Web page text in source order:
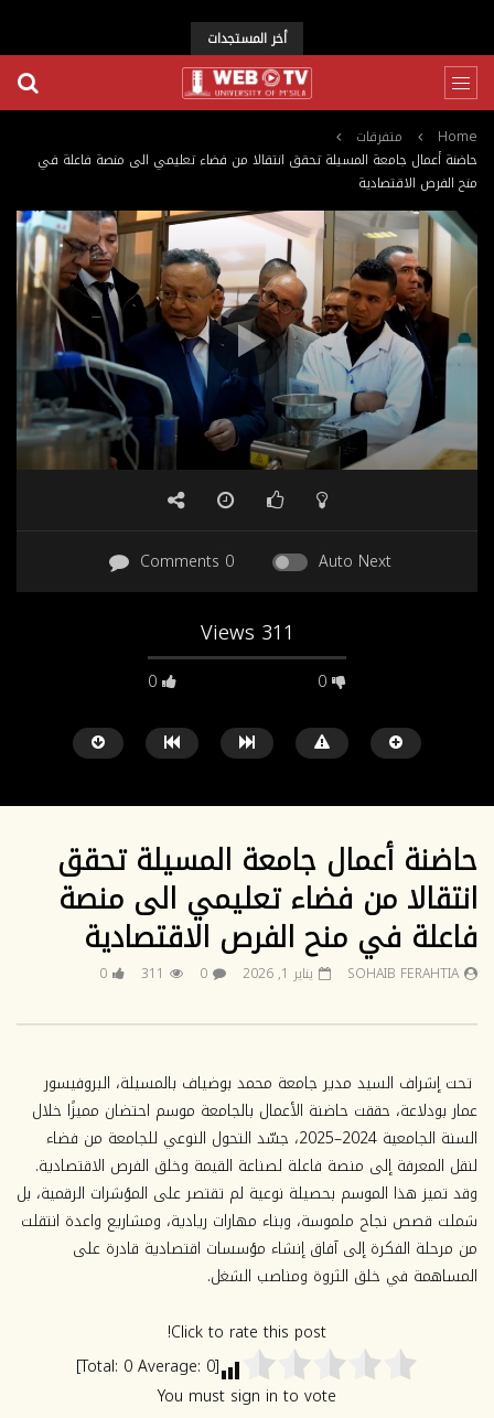
أخر المستجدات
Home
متفرقات
حاضنة أعمال جامعة المسيلة تحقق انتقالا من فضاء تعليمي الى منصة فاعلة في
منح الفرص الاقتصادية
Auto Next
0 Comments
311 Views
0 0
Watch Later 02:00
ملخص إختتام السنة الجامعية 2025-2026
يوليو 7, 2026
04:03
نشرية نشاطات كلية
يناير 29, 2026
حاضنة أعمال جامعة المسيلة تحقق
انتقالا من فضاء تعليمي الى منصة
فاعلة في منح الفرص الاقتصادية
SOHAIB FERAHTIA يناير 1, 2026 0
311
0
تحت إشراف السيد مدير جامعة محمد بوضياف بالمسيلة، البروفيسور
عمار بودلاعة، حققت حاضنة الأعمال بالجامعة موسم احتضان مميزًا خلال
السنة الجامعية 2024–2025، جسّد التحول النوعي للجامعة من فضاء
لنقل المعرفة إلى منصة فاعلة لصناعة القيمة وخلق الفرص الاقتصادية.
وقد تميز هذا الموسم بحصيلة نوعية لم تقتصر على المؤشرات الرقمية، بل
شملت قصص نجاح ملموسة، وبناء مهارات ريادية، ومشاريع واعدة انتقلت
من مرحلة الفكرة إلى آفاق إنشاء مؤسسات اقتصادية قادرة على
المساهمة في خلق الثروة ومناصب الشغل.
Click to rate this post!
[Total:
0Average: 0
]
You must sign in to vote